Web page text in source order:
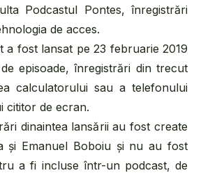
Podcastul Pontes, înregistrări
de acces.
a fost lansat pe 23 februarie 2019
episoade, înregistrări din trecut
calculatorului sau a telefonului
cititor de ecran.
dinaintea lansării au fost create
și Emanuel Boboiu și nu au fost
a fi incluse într-un podcast, de